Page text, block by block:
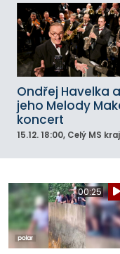
Ondřej Havelka a
jeho Melody
koncert
15.12. 18:00, Celý MS kraj
00:25